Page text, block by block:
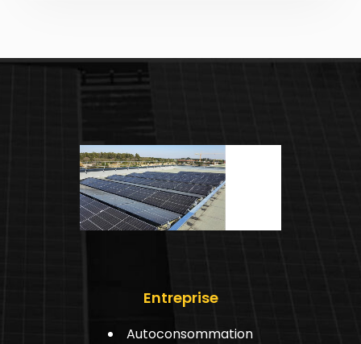
Entreprise
Autoconsommation